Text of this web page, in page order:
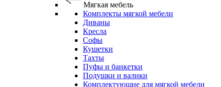
Мягкая мебель
Комплекты мягкой мебели
Диваны
Кресла
Софы
Кушетки
Тахты
Пуфы и банкетки
Подушки и валики
Комплектующие для мягкой мебели